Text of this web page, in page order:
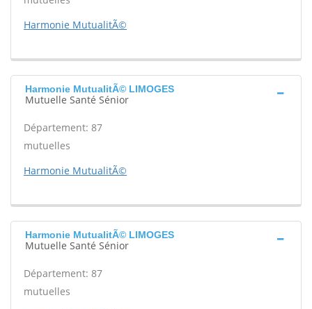
Harmonie MutualitÃ©
Harmonie MutualitÃ© LIMOGES
Mutuelle Santé Sénior
Département: 87
mutuelles
Harmonie MutualitÃ©
Harmonie MutualitÃ© LIMOGES
Mutuelle Santé Sénior
Département: 87
mutuelles